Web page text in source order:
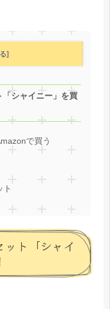
「シャイニー」を買
で買う
ト
ト「シャイ